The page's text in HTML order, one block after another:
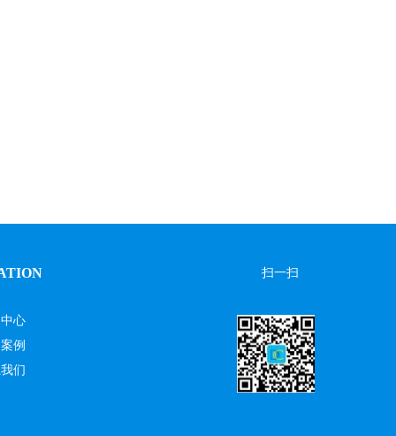
心
例
们
扫一扫